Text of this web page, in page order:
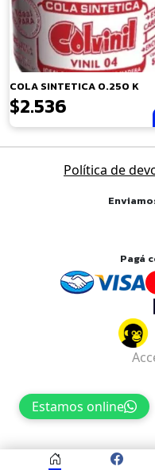
COLA SINTETICA 0.250 K
$2.536
Política de
Pagá
Estamos online
Tu